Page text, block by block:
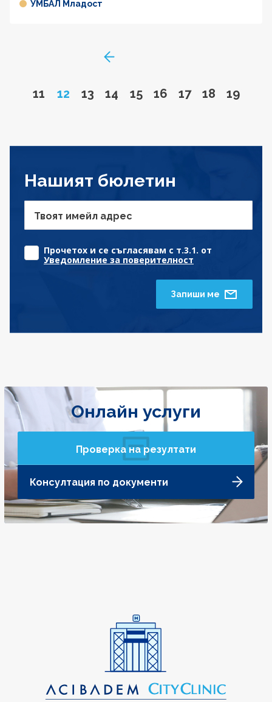
УМБАЛ Младост
Go to page
11 Page
12 Go to page
13 Go to page
14 Go to page
15 Go to page
16 Go to page
17 Go to page
18 Go to
19
Нашият бюлетин
Твоят имейл адрес
Прочетох и се съгласявам с т.3.1. от
Уведомление за поверителност
Запиши ме
Онлайн услуги
Проверка на резултати
Консултация по документи